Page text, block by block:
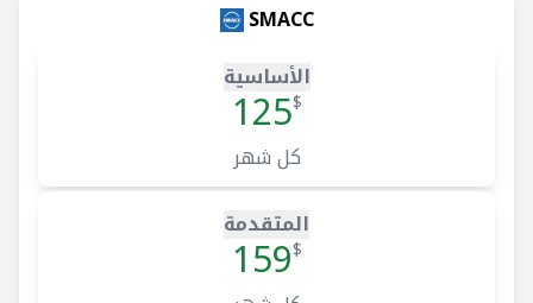
SMACC
الأساسية
$
125
كل شهر
المتقدمة
$
159